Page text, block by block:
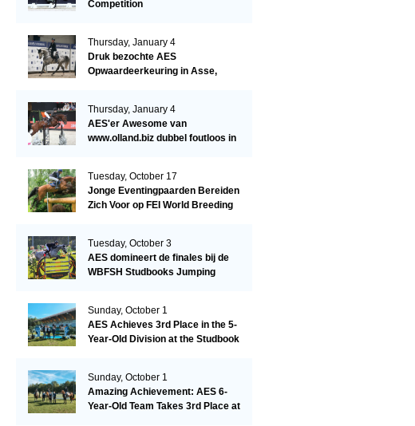
Competition
Thursday, January 4
Druk bezochte AES
Opwaardeerkeuring in Asse,
Thursday, January 4
AES'er Awesome van
www.olland.biz dubbel foutloos in
Tuesday, October 17
Jonge Eventingpaarden Bereiden
Zich Voor op FEI World Breeding
Tuesday, October 3
AES domineert de finales bij de
WBFSH Studbooks Jumping
Sunday, October 1
AES Achieves 3rd Place in the 5-
Year-Old Division at the Studbook
Sunday, October 1
Amazing Achievement: AES 6-
Year-Old Team Takes 3rd Place at